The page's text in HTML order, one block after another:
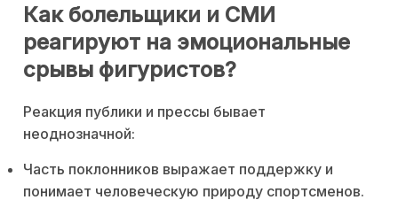
Как болельщики и СМИ
реагируют на эмоциональные
срывы фигуристов?
Реакция публики и прессы бывает
неоднозначной:
Часть поклонников выражает поддержку и
понимает человеческую природу спортсменов.